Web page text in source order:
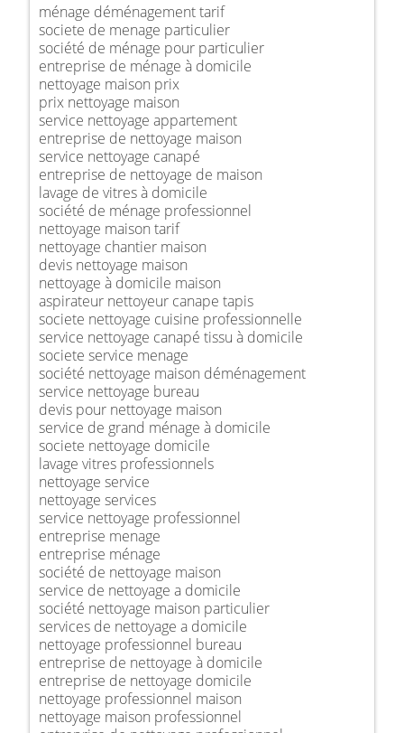
ménage déménagement tarif
societe de menage particulier
société de ménage pour particulier
entreprise de ménage à domicile
nettoyage maison prix
prix nettoyage maison
service nettoyage appartement
entreprise de nettoyage maison
service nettoyage canapé
entreprise de nettoyage de maison
lavage de vitres à domicile
société de ménage professionnel
nettoyage maison tarif
nettoyage chantier maison
devis nettoyage maison
nettoyage à domicile maison
aspirateur nettoyeur canape tapis
societe nettoyage cuisine professionnelle
service nettoyage canapé tissu à domicile
societe service menage
société nettoyage maison déménagement
service nettoyage bureau
devis pour nettoyage maison
service de grand ménage à domicile
societe nettoyage domicile
lavage vitres professionnels
nettoyage service
nettoyage services
service nettoyage professionnel
entreprise menage
entreprise ménage
société de nettoyage maison
service de nettoyage a domicile
société nettoyage maison particulier
services de nettoyage a domicile
nettoyage professionnel bureau
entreprise de nettoyage à domicile
entreprise de nettoyage domicile
nettoyage professionnel maison
nettoyage maison professionnel